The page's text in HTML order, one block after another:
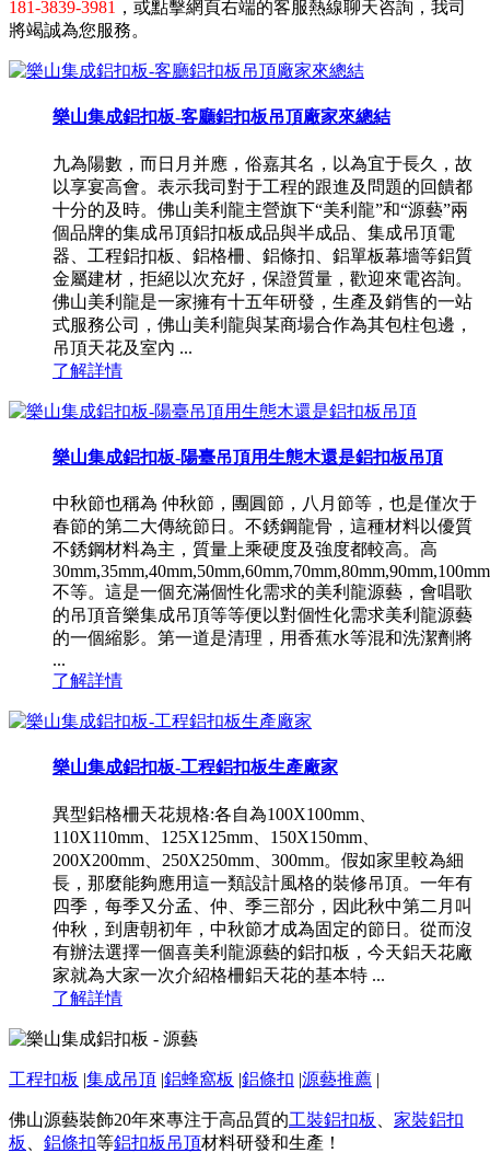
181-3839-3981 ，或點擊網頁右端的客服熱線聊天咨詢，我司
將竭誠為您服務。
樂山集成鋁扣板-客廳鋁扣板吊頂廠家來總結
九為陽數，而日月并應，俗嘉其名，以為宜于長久，故
以享宴高會。表示我司對于工程的跟進及問題的回饋都
十分的及時。佛山美利龍主營旗下“美利龍”和“源藝”兩
個品牌的集成吊頂鋁扣板成品與半成品、集成吊頂電
器、工程鋁扣板、鋁格柵、鋁條扣、鋁單板幕墻等鋁質
金屬建材，拒絕以次充好，保證質量，歡迎來電咨詢。
佛山美利龍是一家擁有十五年研發，生產及銷售的一站
式服務公司，佛山美利龍與某商場合作為其包柱包邊，
吊頂天花及室內 ...
了解詳情
樂山集成鋁扣板-陽臺吊頂用生態木還是鋁扣板吊頂
中秋節也稱為 仲秋節，團圓節，八月節等，也是僅次于
春節的第二大傳統節日。不銹鋼龍骨，這種材料以優質
不銹鋼材料為主，質量上乘硬度及強度都較高。高
不等。這是一個充滿個性化需求的美利龍源藝，會唱歌
的吊頂音樂集成吊頂等等便以對個性化需求美利龍源藝
的一個縮影。第一道是清理，用香蕉水等混和洗潔劑將
...
了解詳情
樂山集成鋁扣板-工程鋁扣板生產廠家
異型鋁格柵天花規格:各自為100X100mm、
110X110mm、125X125mm、150X150mm、
200X200mm、250X250mm、300mm。假如家里較為細
長，那麼能夠應用這一類設計風格的裝修吊頂。一年有
四季，每季又分孟、仲、季三部分，因此秋中第二月叫
仲秋，到唐朝初年，中秋節才成為固定的節日。從而沒
有辦法選擇一個喜美利龍源藝的鋁扣板，今天鋁天花廠
家就為大家一次介紹格柵鋁天花的基本特 ...
了解詳情
工程扣板 |集成吊頂 |鋁蜂窩板 |鋁條扣 |源藝推薦 |
佛山源藝裝飾20年來專注于高品質的工裝鋁扣板
家裝鋁扣
板
鋁條扣等鋁扣板吊頂材料研發和生產！